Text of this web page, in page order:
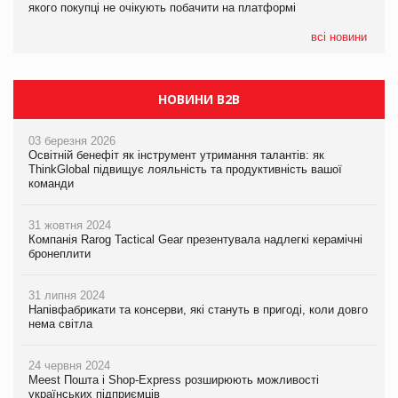
якого покупці не очікують побачити на платформі
всі новини
Мережа супермаркетів VARUS купує мережу магазинів
НОВИНИ B2B
03 березня 2026
Освітній бенефіт як інструмент утримання талантів: як
ThinkGlobal підвищує лояльність та продуктивність вашої
команди
31 жовтня 2024
Компанія Rarog Tactical Gear презентувала надлегкі керамічні
бронеплити
31 липня 2024
Напівфабрикати та консерви, які стануть в пригоді, коли довго
нема світла
24 червня 2024
Meest Пошта і Shop-Express розширюють можливості
українських підприємців